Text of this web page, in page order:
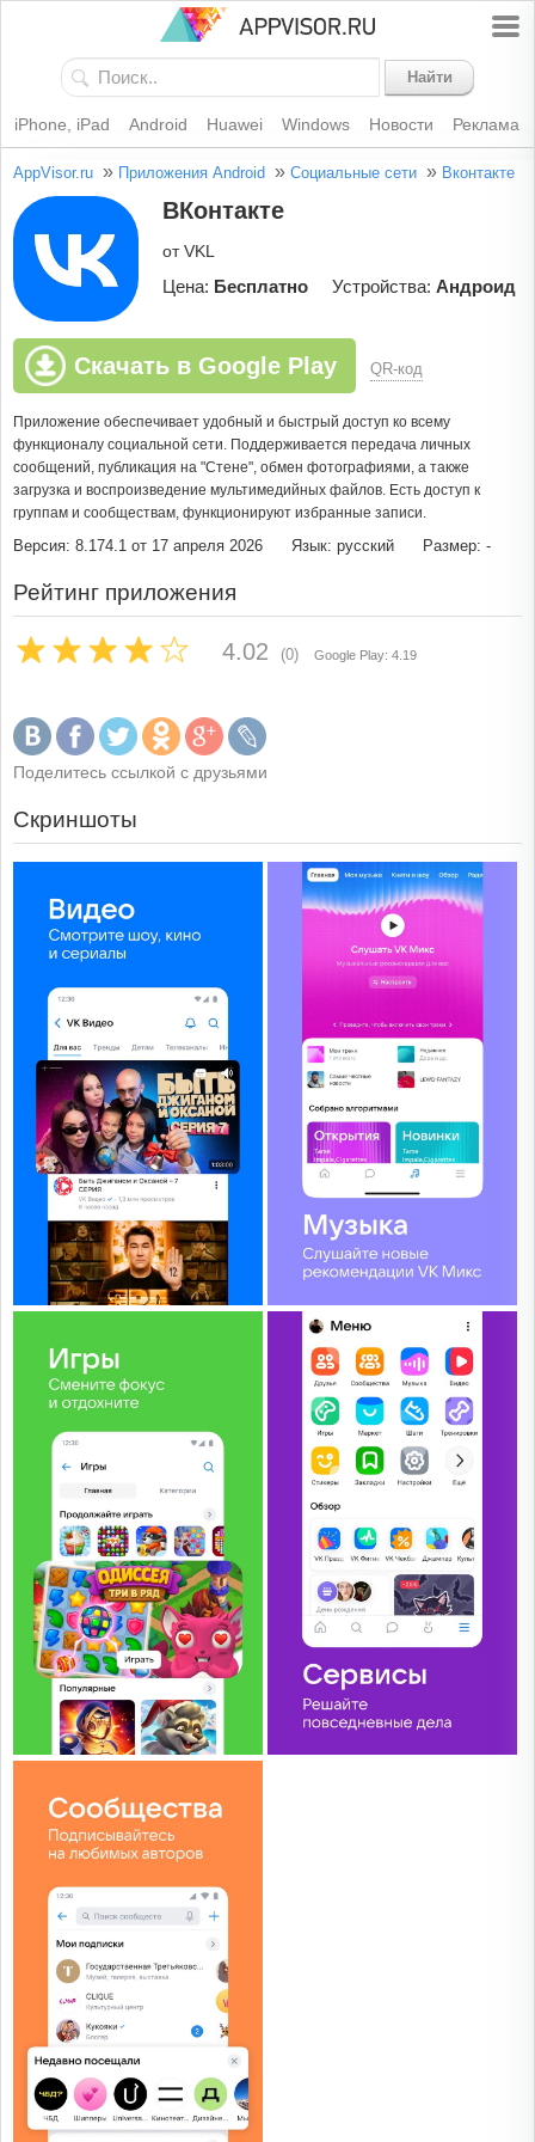
Найти
iPhone, iPad Android Huawei Windows Новости Реклама
AppVisor.ru » Приложения Android » Социальные сети » Вконтакте
ВКонтакте
от VKL
Цена: Бесплатно Устройства: Андроид
Скачать в Google Play QR-код
Приложение обеспечивает удобный и быстрый доступ ко всему
функционалу социальной сети. Поддерживается передача личных
сообщений, публикация на "Стене", обмен фотографиями, а также
загрузка и воспроизведение мультимедийных файлов. Есть доступ к
группам и сообществам, функционируют избранные записи.
Версия: 8.174.1 от 17 апреля 2026 Язык: русский Размер: -
Рейтинг приложения
4.02 (0) Google Play: 4.19
Поделитесь ссылкой с друзьями
Скриншоты